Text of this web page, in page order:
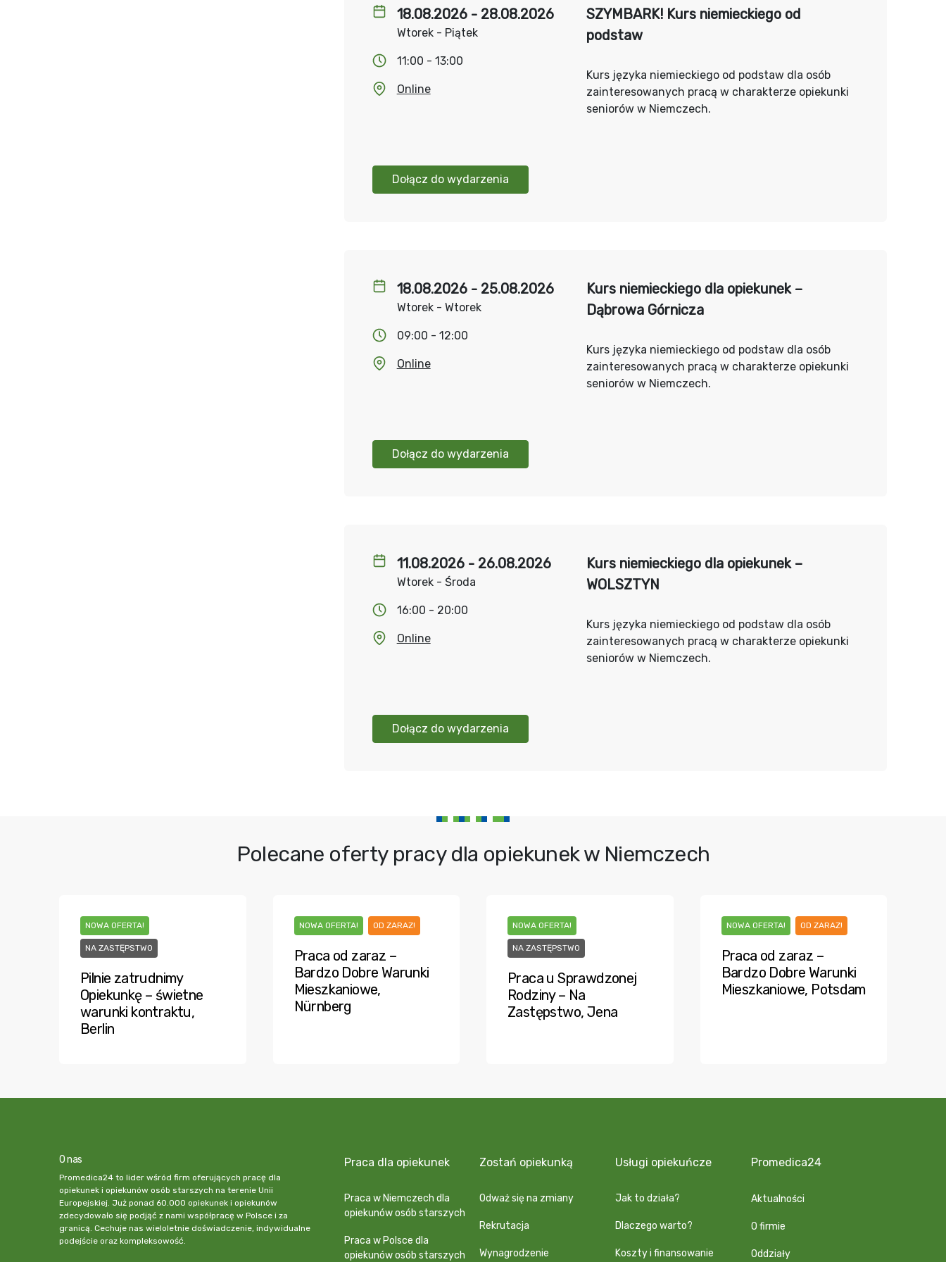
18.08.2026 - 28.08.2026
Wtorek - Piątek
11:00 - 13:00
Online
Dołącz do wydarzenia
SZYMBARK! Kurs niemieckiego od
podstaw
Kurs języka niemieckiego od podstaw dla osób
zainteresowanych pracą w charakterze opiekunki
seniorów w Niemczech.
18.08.2026 - 25.08.2026
Wtorek - Wtorek
09:00 - 12:00
Online
Dołącz do wydarzenia
Kurs niemieckiego dla opiekunek –
Dąbrowa Górnicza
Kurs języka niemieckiego od podstaw dla osób
zainteresowanych pracą w charakterze opiekunki
seniorów w Niemczech.
11.08.2026 - 26.08.2026
Wtorek - Środa
16:00 - 20:00
Online
Dołącz do wydarzenia
Kurs niemieckiego dla opiekunek –
WOLSZTYN
Kurs języka niemieckiego od podstaw dla osób
zainteresowanych pracą w charakterze opiekunki
seniorów w Niemczech.
Polecane oferty pracy dla opiekunek w Niemczech
NOWA OFERTA!
NA ZASTĘPSTWO
Pilnie zatrudnimy
Opiekunkę – świetne
warunki kontraktu,
Berlin
NOWA OFERTA! OD ZARAZ!
Praca od zaraz –
Bardzo Dobre Warunki
Mieszkaniowe,
Nürnberg
NOWA OFERTA!
NA ZASTĘPSTWO
Praca u Sprawdzonej
Rodziny – Na
Zastępstwo, Jena
NOWA OFERTA! OD ZARAZ!
Praca od zaraz –
Bardzo Dobre Warunki
Mieszkaniowe, Potsdam
O nas
Promedica24 to lider wśród firm oferujących pracę dla
opiekunek i opiekunów osób starszych na terenie Unii
Europejskiej. Już ponad 60.000 opiekunek i opiekunów
zdecydowało się podjąć z nami współpracę w Polsce i za
granicą. Cechuje nas wieloletnie doświadczenie, indywidualne
podejście oraz kompleksowość.
Praca dla opiekunek
Praca w Niemczech dla
opiekunów osób starszych
Praca w Polsce dla
opiekunów osób starszych
Zostań opiekunką
Odważ się na zmiany
Rekrutacja
Wynagrodzenie
Usługi opiekuńcze
Jak to działa?
Dlaczego warto?
Koszty i finansowanie
Promedica24
Aktualności
O firmie
Oddziały